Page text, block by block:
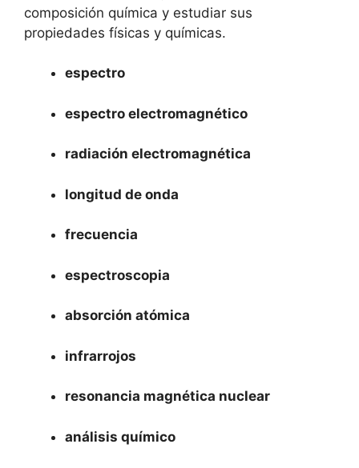
composición química y estudiar sus
propiedades físicas y químicas.
espectro
espectro electromagnético
radiación electromagnética
longitud de onda
frecuencia
espectroscopia
absorción atómica
infrarrojos
resonancia magnética nuclear
análisis químico